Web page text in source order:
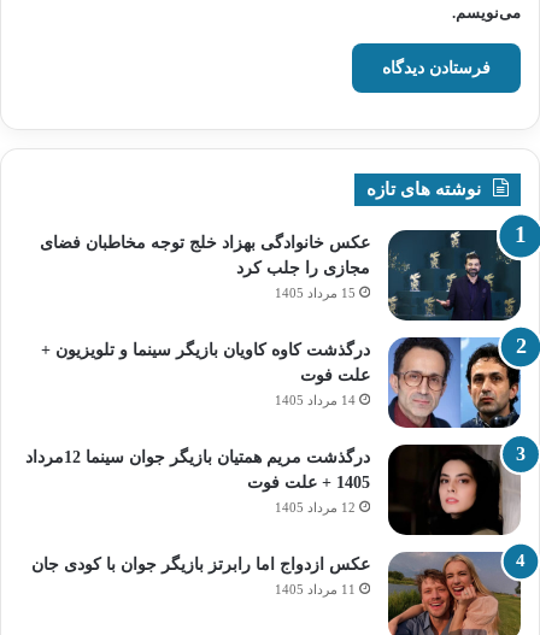
می‌نویسم.
نوشته های تازه
عکس خانوادگی بهزاد خلج توجه مخاطبان فضای
مجازی را جلب کرد
15 مرداد 1405
درگذشت کاوه کاویان بازیگر سینما و تلویزیون +
علت فوت
14 مرداد 1405
درگذشت مریم همتیان بازیگر جوان سینما 12مرداد
1405 + علت فوت
12 مرداد 1405
عکس ازدواج اما رابرتز بازیگر جوان با کودی جان
11 مرداد 1405